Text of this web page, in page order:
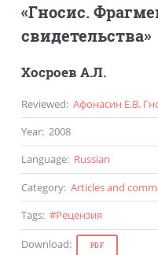
«Гносис.
свидетельства»
Хосроев А.Л.
Reviewed: Афонасин Е.В.
Year: 2008
Language: Russian
Category: Articles and
Tags: #Рецензия
Download: PDF